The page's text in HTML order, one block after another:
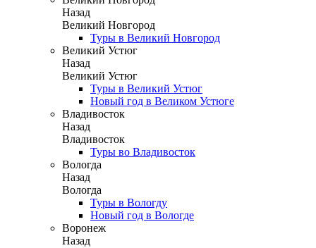
Назад
Великий Новгород
Туры в Великий Новгород
Великий Устюг
Назад
Великий Устюг
Туры в Великий Устюг
Новый год в Великом Устюге
Владивосток
Назад
Владивосток
Туры во Владивосток
Вологда
Назад
Вологда
Туры в Вологду
Новый год в Вологде
Воронеж
Назад